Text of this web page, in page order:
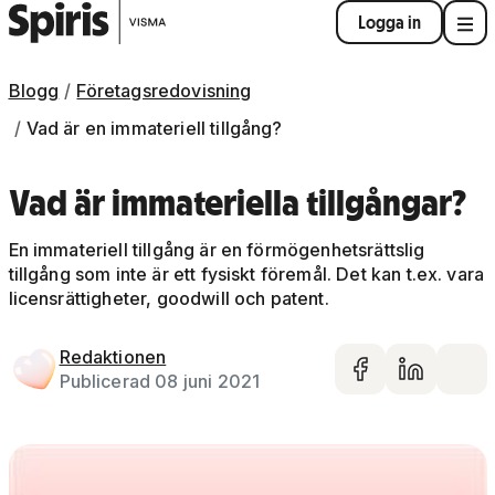
Logga in
Blogg
Företagsredovisning
Vad är en immateriell tillgång?
Vad är immateriella tillgångar?
En immateriell tillgång är en förmögenhetsrättslig
tillgång som inte är ett fysiskt föremål. Det kan t.ex. vara
licensrättigheter, goodwill och patent.
Redaktionen
Publicerad 08 juni 2021
Dela på
Dela